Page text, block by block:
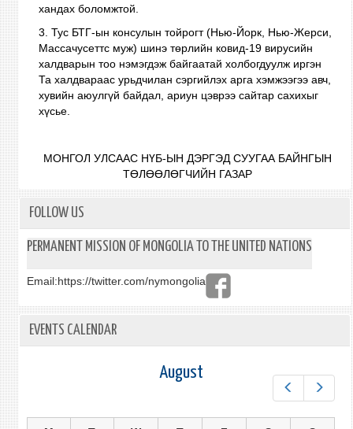
хандах боломжтой.
3. Тус БТГ-ын консулын тойрогт (Нью-Йорк, Нью-Жерси,
Массачусеттс муж) шинэ төрлийн ковид-19 вирусийн
халдварын тоо нэмэгдэж байгаатай холбогдуулж иргэн
Та халдвараас урьдчилан сэргийлэх арга хэмжээгээ авч,
хувийн аюулгүй байдал, ариун цэврээ сайтар сахихыг
хүсье.
МОНГОЛ УЛСААС НҮБ-ЫН ДЭРГЭД СУУГАА БАЙНГЫН
ТӨЛӨӨЛӨГЧИЙН ГАЗАР
FOLLOW US
PERMANENT MISSION OF MONGOLIA TO THE UNITED NATIONS
Email:https://twitter.com/nymongolia
EVENTS CALENDAR
August